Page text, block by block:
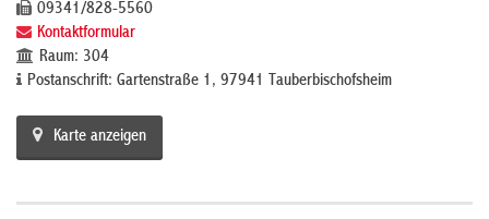
09341/828-5560
Kontaktformular
Raum: 304
Postanschrift: Gartenstraße 1, 97941 Tauberbischofsheim
Karte anzeigen